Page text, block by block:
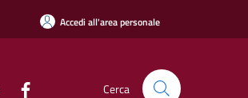
Accedi all'area personale
Cerca